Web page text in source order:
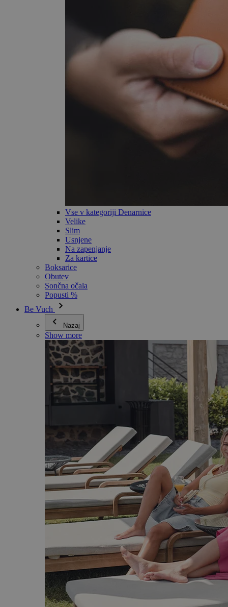
Vse v kategoriji Denarnice
Velike
Slim
Usnjene
Na zapenjanje
Za kartice
Boksarice
Obutev
Sončna očala
Popusti %
Be Vuch
Nazaj
Show more